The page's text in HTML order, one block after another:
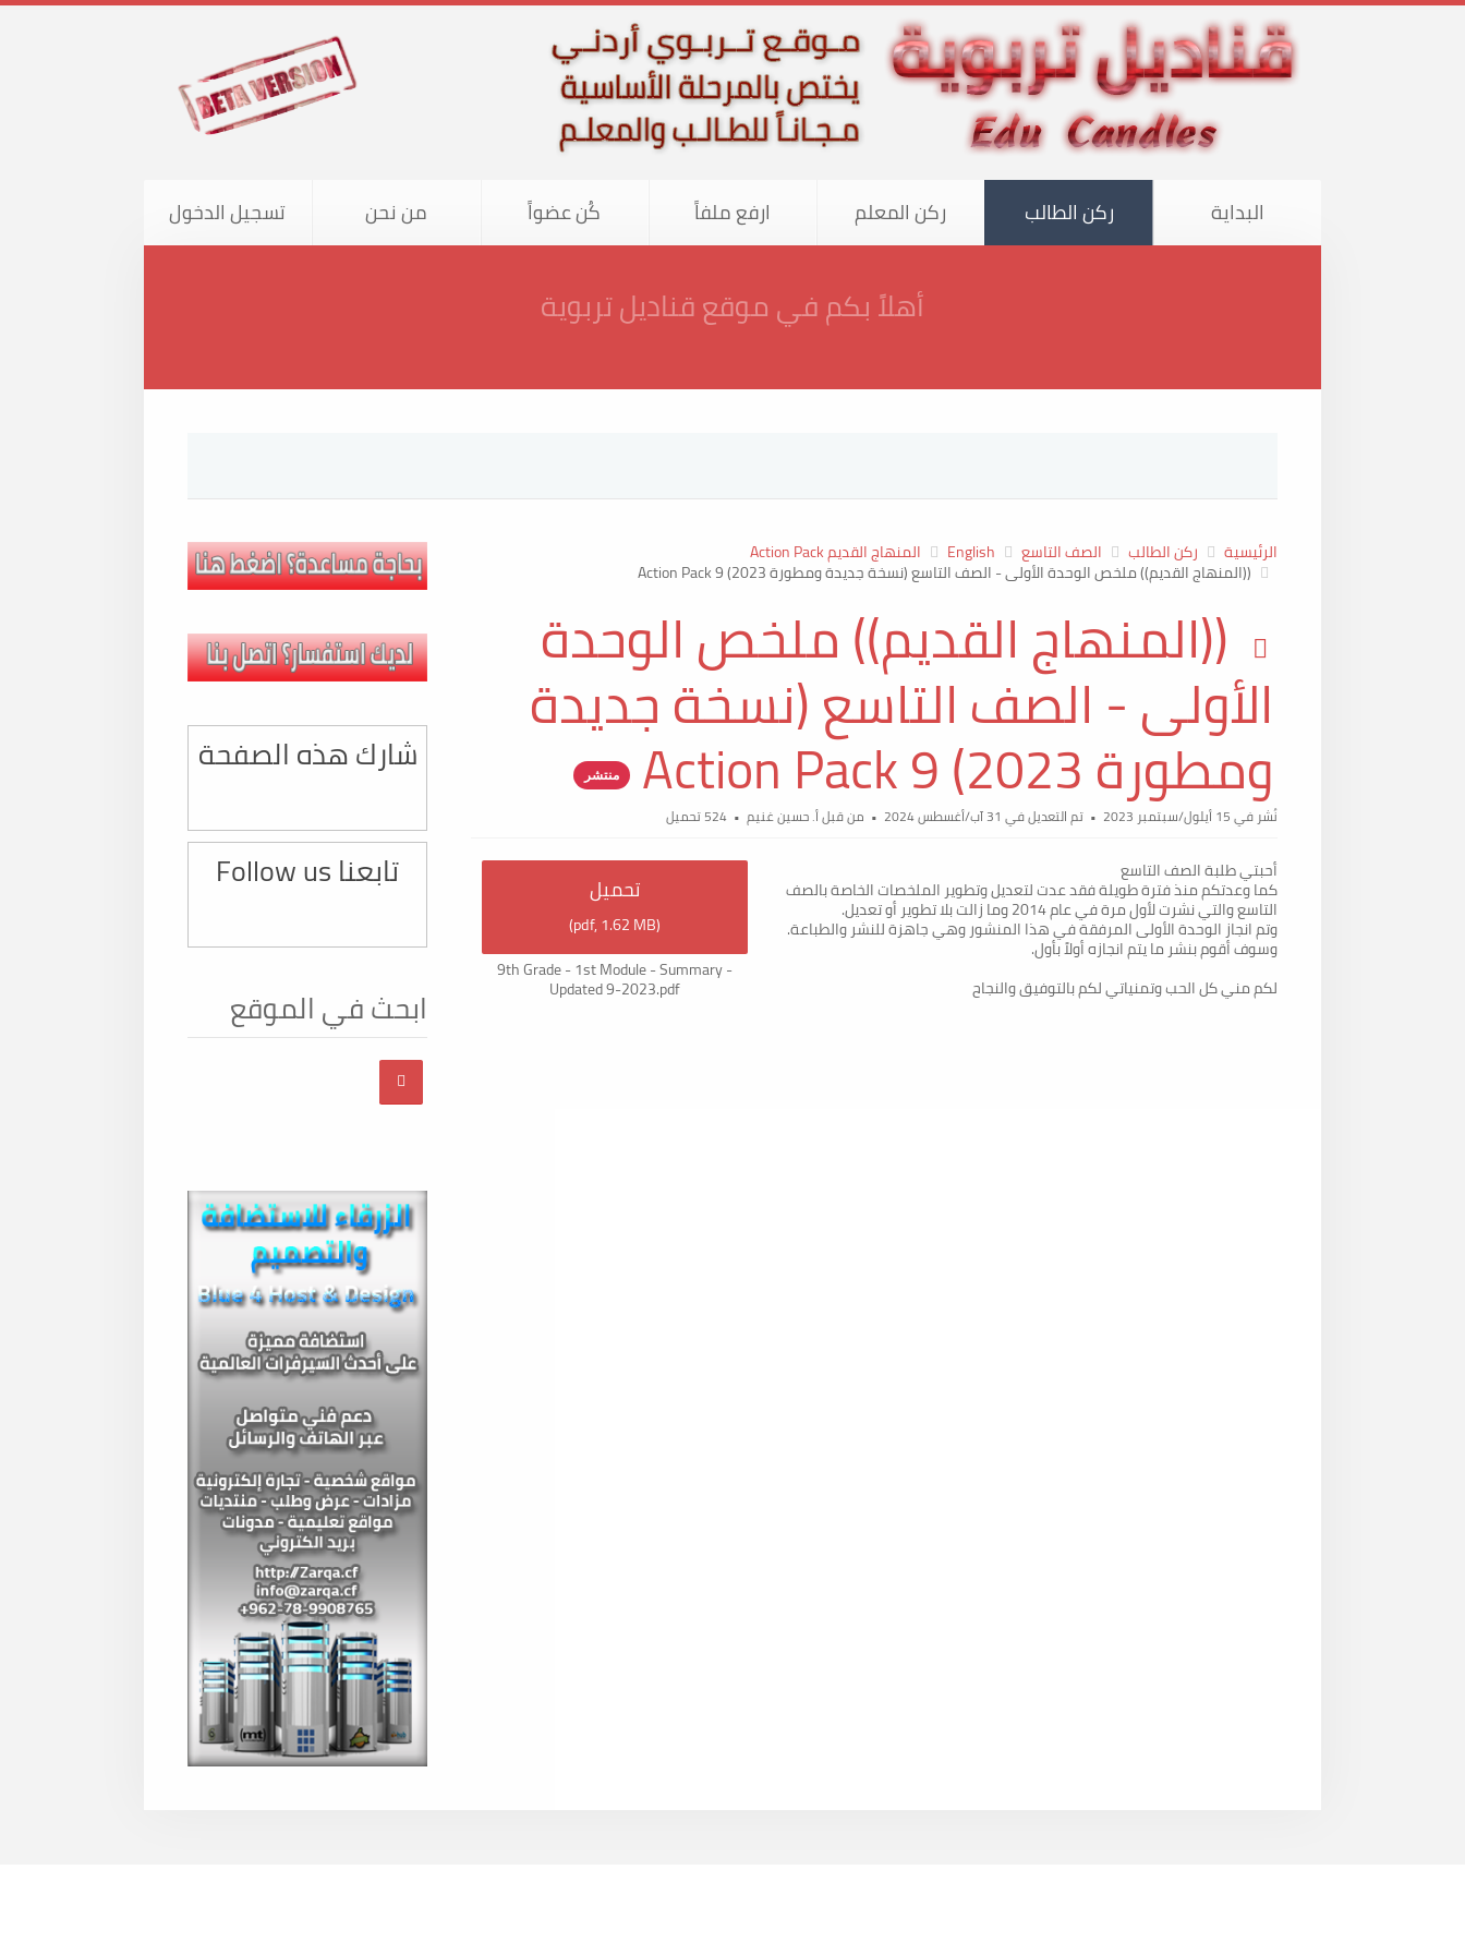
البداية ركن الطالب ركن المعلم ارفع ملفاً كُن عضواً من نحن تسجيل الدخول
هذا الموقع موجه خصيصاً للمرحلة الأساسية... وهو مجاني للجميع
الرئيسية ركن الطالب الصف التاسع English المنهاج القديم Action Pack
((المنهاج القديم)) ملخص الوحدة الأولى - الصف التاسع (نسخة جديدة ومطورة 2023) Action Pack 9
p
d
f
((المنهاج القديم)) ملخص الوحدة
الأولى - الصف التاسع (نسخة جديدة
ومطورة 2023) Action Pack 9 منتشر
نُشر في 15 أيلول/سبتمبر 2023 تم التعديل في 31 آب/أغسطس 2024 من قبلأ. حسين غنيم
تحميل
(
pdf,1.62 MB
)
9th Grade - 1st Module - Summary -
Updated 9-2023.pdf
أحبتي طلبة الصف التاسع
كما وعدتكم منذ فترة طويلة فقد عدت لتعديل وتطوير الملخصات الخاصة بالصف
التاسع والتي نشرت لأول مرة في عام 2014 وما زالت بلا تطوير أو تعديل.
وتم انجاز الوحدة الأولى المرفقة في هذا المنشور وهي جاهزة للنشر والطباعة.
وسوف أقوم بنشر ما يتم انجازه أولاً بأول.
لكم مني كل الحب وتمنياتي لكم بالتوفيق والنجاح
شارك هذه الصفحة
تابعنا Follow us
ابحث في الموقع